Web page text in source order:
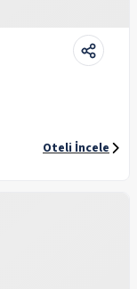
Oteli İncele